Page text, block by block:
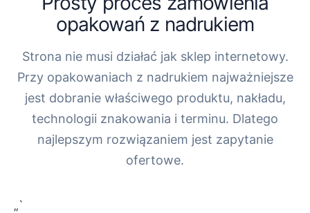
opakowań z nadrukiem
Strona nie musi działać jak sklep internetowy.
Przy opakowaniach z nadrukiem najważniejsze
jest dobranie właściwego produktu, nakładu,
technologii znakowania i terminu. Dlatego
najlepszym rozwiązaniem jest zapytanie
ofertowe.
„`